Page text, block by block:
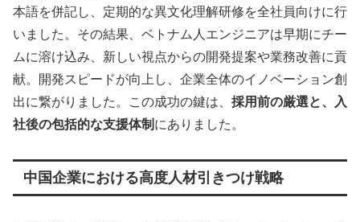
本語を併記し、定期的な異文化理解研修を全社員向けに行
いました。その結果、ベトナム人エンジニアは早期にチー
ムに溶け込み、新しい視点からの開発提案や業務改善に貢
献。開発スピードが向上し、企業全体のイノベーション創
出に繋がりました。この成功の鍵は、 採用前の厳選と、入
社後の包括的な支援体制 にありました。
中国企業における高度人材引きつけ戦略